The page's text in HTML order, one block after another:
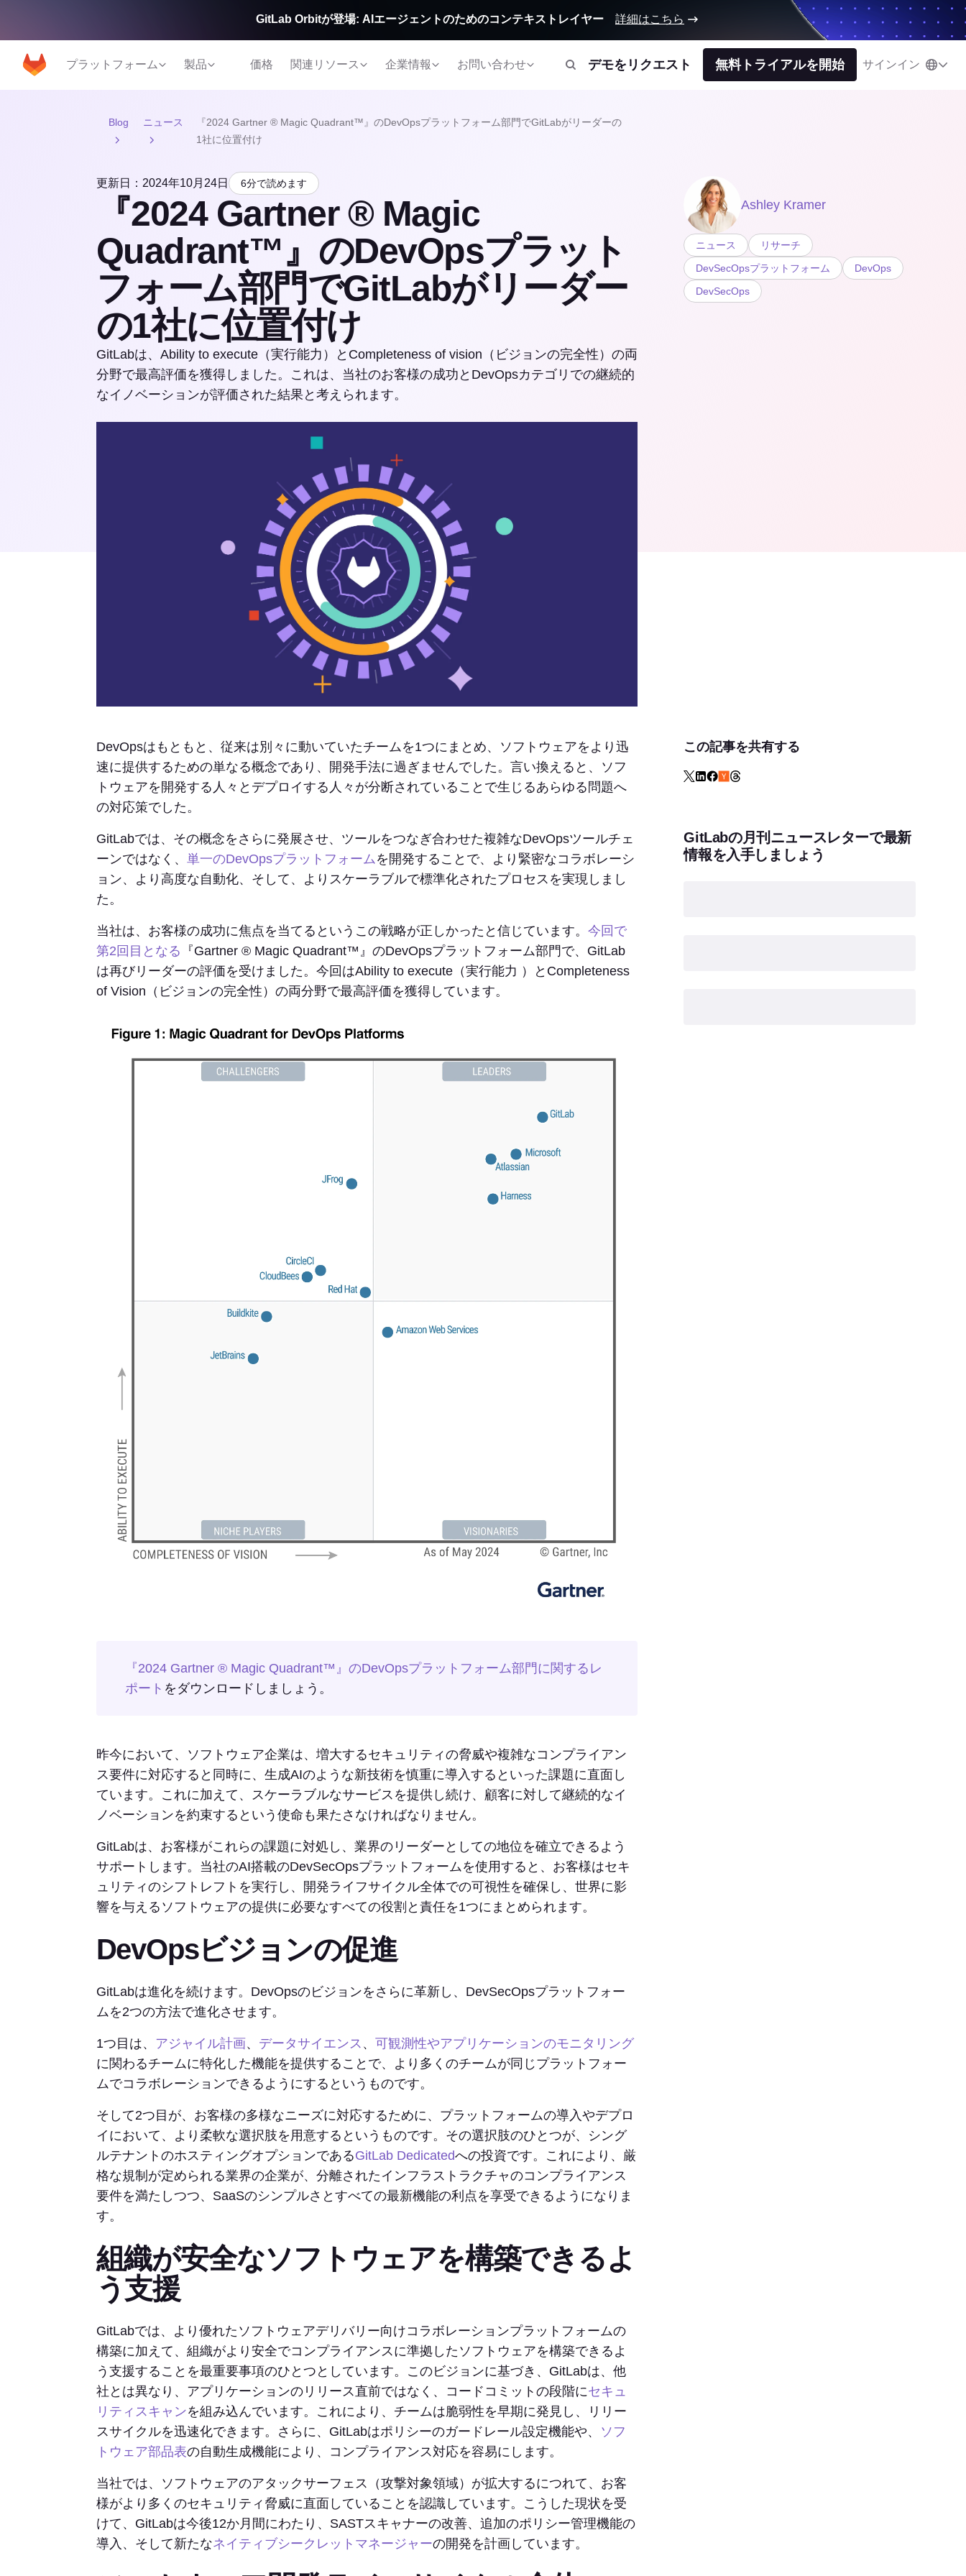
プラットフォーム 製品 価格 関連リソース 企業情報 お問い合わせ デモをリクエスト 無料トライアルを開始 サインイン
GitLab Orbitが登場: AIエージェントのためのコンテキストレイヤー 詳細はこちら
Blog ニュース
『2024 Gartner ® Magic Quadrant™』のDevOpsプラットフォーム部門でGitLabがリーダーの
1社に位置付け
更新日：2024年10月24日 6分で読めます
『2024 Gartner ® Magic
Quadrant™』のDevOpsプラット
フォーム部門でGitLabがリーダー
の1社に位置付け
GitLabは、Ability to execute（実行能力）とCompleteness of vision（ビジョンの完全性）の両
分野で最高評価を獲得しました。これは、当社のお客様の成功とDevOpsカテゴリでの継続的
なイノベーションが評価された結果と考えられます。
Ashley Kramer
ニュース
リサーチ
DevSecOpsプラットフォーム
DevOps
DevSecOps
DevOpsはもともと、従来は別々に動いていたチームを1つにまとめ、ソフトウェアをより迅
速に提供するための単なる概念であり、開発手法に過ぎませんでした。言い換えると、ソフ
トウェアを開発する人々とデプロイする人々が分断されていることで生じるあらゆる問題へ
の対応策でした。
GitLabでは、その概念をさらに発展させ、ツールをつなぎ合わせた複雑なDevOpsツールチェ
ーンではなく、 単一のDevOpsプラットフォーム を開発することで、より緊密なコラボレーシ
ョン、より高度な自動化、そして、よりスケーラブルで標準化されたプロセスを実現しまし
た。
当社は、お客様の成功に焦点を当てるというこの戦略が正しかったと信じています。 今回で
第2回目となる 『Gartner ® Magic Quadrant™』のDevOpsプラットフォーム部門で、GitLab
は再びリーダーの評価を受けました。今回はAbility to execute（実行能力 ）とCompleteness
of Vision（ビジョンの完全性）の両分野で最高評価を獲得しています。
『2024 Gartner ® Magic Quadrant™』のDevOpsプラットフォーム部門に関するレ
ポート をダウンロードしましょう。
昨今において、ソフトウェア企業は、増大するセキュリティの脅威や複雑なコンプライアン
ス要件に対応すると同時に、生成AIのような新技術を慎重に導入するといった課題に直面し
ています。これに加えて、スケーラブルなサービスを提供し続け、顧客に対して継続的なイ
ノベーションを約束するという使命も果たさなければなりません。
GitLabは、お客様がこれらの課題に対処し、業界のリーダーとしての地位を確立できるよう
サポートします。当社のAI搭載のDevSecOpsプラットフォームを使用すると、お客様はセキ
ュリティのシフトレフトを実行し、開発ライフサイクル全体での可視性を確保し、世界に影
響を与えるソフトウェアの提供に必要なすべての役割と責任を1つにまとめられます。
DevOpsビジョンの促進
GitLabは進化を続けます。DevOpsのビジョンをさらに革新し、DevSecOpsプラットフォー
ムを2つの方法で進化させます。
1つ目は、 アジャイル計画、 データサイエンス 、 可観測性やアプリケーションのモニタリング
に関わるチームに特化した機能を提供することで、より多くのチームが同じプラットフォー
ムでコラボレーションできるようにするというものです。
そして2つ目が、お客様の多様なニーズに対応するために、プラットフォームの導入やデプロ
イにおいて、より柔軟な選択肢を用意するというものです。その選択肢のひとつが、シング
ルテナントのホスティングオプションであるGitLab Dedicatedへの投資です。これにより、厳
格な規制が定められる業界の企業が、分離されたインフラストラクチャのコンプライアンス
要件を満たしつつ、SaaSのシンプルさとすべての最新機能の利点を享受できるようになりま
す。
組織が安全なソフトウェアを構築できるよ
う支援
GitLabでは、より優れたソフトウェアデリバリー向けコラボレーションプラットフォームの
構築に加えて、組織がより安全でコンプライアンスに準拠したソフトウェアを構築できるよ
う支援することを最重要事項のひとつとしています。このビジョンに基づき、GitLabは、他
社とは異なり、アプリケーションのリリース直前ではなく、コードコミットの段階にセキュ
リティスキャンを組み込んでいます。これにより、チームは脆弱性を早期に発見し、リリー
スサイクルを迅速化できます。さらに、GitLabはポリシーのガードレール設定機能や、
ソフ
トウェア部品表の自動生成機能により、コンプライアンス対応を容易にします。
当社では、ソフトウェアのアタックサーフェス（攻撃対象領域）が拡大するにつれて、お客
様がより多くのセキュリティ脅威に直面していることを認識しています。こうした現状を受
けて、GitLabは今後12か月間にわたり、SASTスキャナーの改善、追加のポリシー管理機能の
導入、そして新たなネイティブシークレットマネージャーの開発を計画しています。
この記事を共有する
GitLabの月刊ニュースレターで最新
情報を入手しましょう